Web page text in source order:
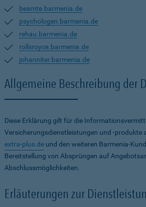
beamte.barmenia.de
psychologen.barmenia.de
rehau.barmenia.de
rollsroyce.barmenia.de
johanniter.barmenia.de
Allgemeine Beschreibung der
Diese Erklärung gilt für die
Versicherungsdienstleistungen und -produkte
extra-plus.de und den weiteren Barmenia-
Bereitstellung von Absprüngen auf
Abschlussmöglichkeiten.
Erläuterungen zur